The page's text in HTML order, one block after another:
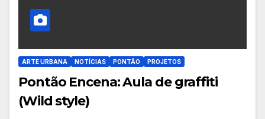
ARTE URBANA NOTÍCIAS PONTÃO PROJETOS
Pontão Encena: Aula de graffiti
(Wild style)